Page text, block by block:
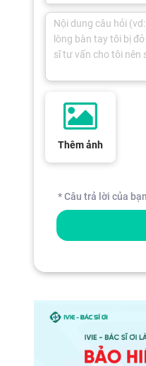
Thêm ảnh
* Câu trả lời của